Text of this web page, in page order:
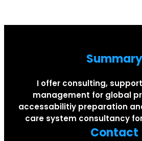
Summary
I offer consulting,
management for global
accessabilitiy preparation
care system consultancy
Contact